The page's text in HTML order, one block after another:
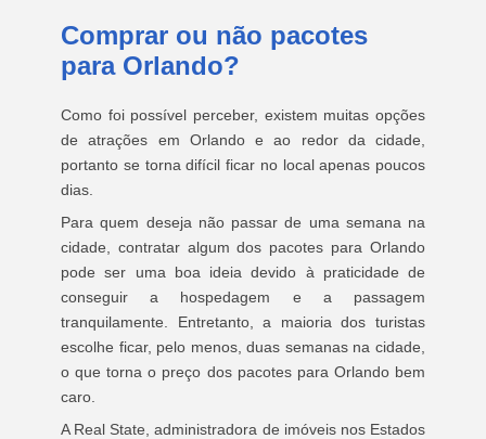
Comprar ou não pacotes
para Orlando?
Como foi possível perceber, existem muitas opções
de atrações em Orlando e ao redor da cidade,
portanto se torna difícil ficar no local apenas poucos
dias.
Para quem deseja não passar de uma semana na
cidade, contratar algum dos pacotes para Orlando
pode ser uma boa ideia devido à praticidade de
conseguir a hospedagem e a passagem
tranquilamente. Entretanto, a maioria dos turistas
escolhe ficar, pelo menos, duas semanas na cidade,
o que torna o preço dos pacotes para Orlando bem
caro.
A Real State, administradora de imóveis nos Estados